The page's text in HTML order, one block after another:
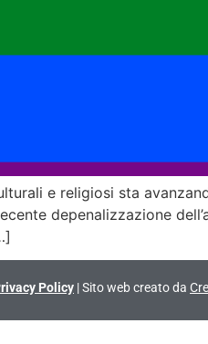
e religiosi sta
depenalizzazione
Policy | Sito web creato da